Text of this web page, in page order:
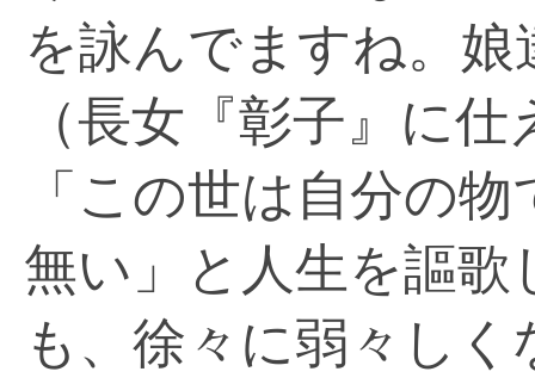
を詠んでますね。
（長女『彰子』に
「この世は自分の
無い」と人生を謳
も、徐々に弱々し